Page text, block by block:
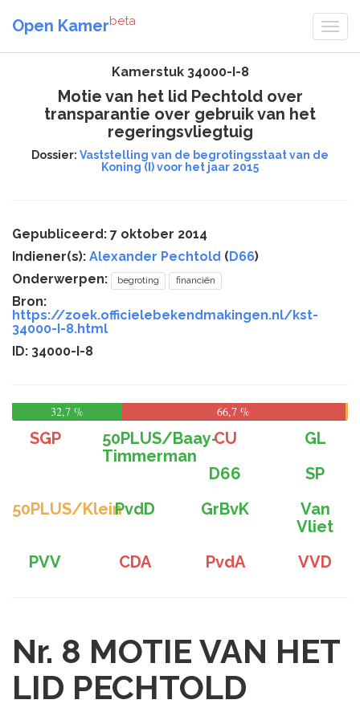
Open Kamerbeta
Kamerstuk 34000-I-8
Motie van het lid Pechtold over
transparantie over gebruik van het
regeringsvliegtuig
Dossier: Vaststelling van de begrotingsstaat van de
Koning (I) voor het jaar 2015
Gepubliceerd: 7 oktober 2014
Indiener(s): Alexander Pechtold (D66)
Onderwerpen:
begroting financiën
Bron:
https://zoek.officielebekendmakingen.nl/kst-
34000-I-8.html
ID: 34000-I-8
32,7 % 66,7 %
SGP
50PLUS/Baay-
Timmerman
CU
GL
D66
SP
50PLUS/KleinPvdD GrBvK
Van
Vliet
PVV
CDA PvdA VVD
Nr. 8 MOTIE VAN HET
LID PECHTOLD